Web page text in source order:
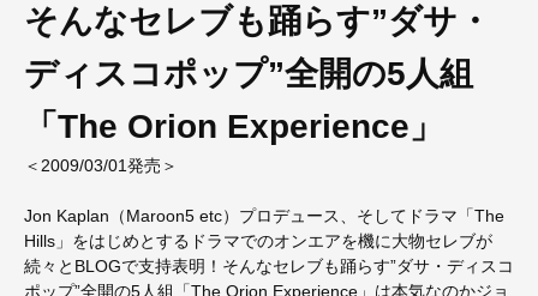
そんなセレブも踊らす”ダサ・
ディスコポップ”全開の5人組
「The Orion Experience」
＜2009/03/01発売＞
Jon Kaplan（Maroon5 etc）プロデュース、そしてドラマ「The
Hills」をはじめとするドラマでのオンエアを機に大物セレブが
続々とBLOGで支持表明！そんなセレブも踊らす”ダサ・ディスコ
ポップ”全開の5人組「The Orion Experience」は本気なのかジョ